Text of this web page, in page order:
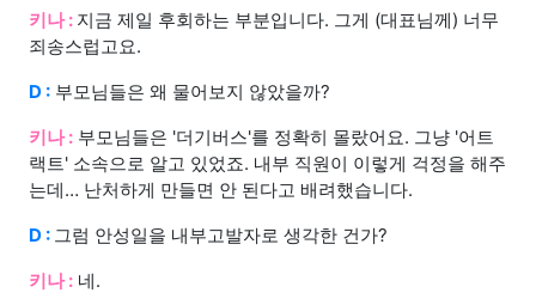
키나 : 지금 제일 후회하는 부분입니다. 그게 (대표님께) 너무
죄송스럽고요.
D : 부모님들은 왜 물어보지 않았을까?
키나 : 부모님들은 '더기버스'를 정확히 몰랐어요. 그냥 '어트
랙트' 소속으로 알고 있었죠. 내부 직원이 이렇게 걱정을 해주
는데… 난처하게 만들면 안 된다고 배려했습니다.
D : 그럼 안성일을 내부고발자로 생각한 건가?
키나 : 네.